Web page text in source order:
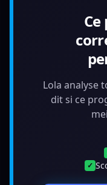
Lola analyse
dit si ce
✓